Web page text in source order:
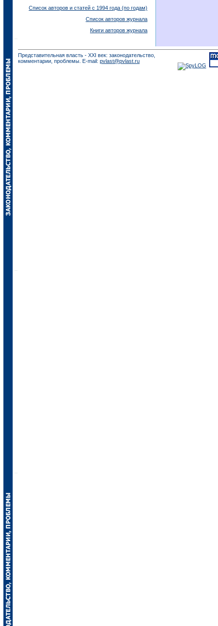
Список авторов и статей с 1994 года (по годам)
Список авторов журнала
Книги авторов журнала
Представительная власть - XXI век: законодательство,
комментарии, проблемы. E-mail: pvlast@pvlast.ru